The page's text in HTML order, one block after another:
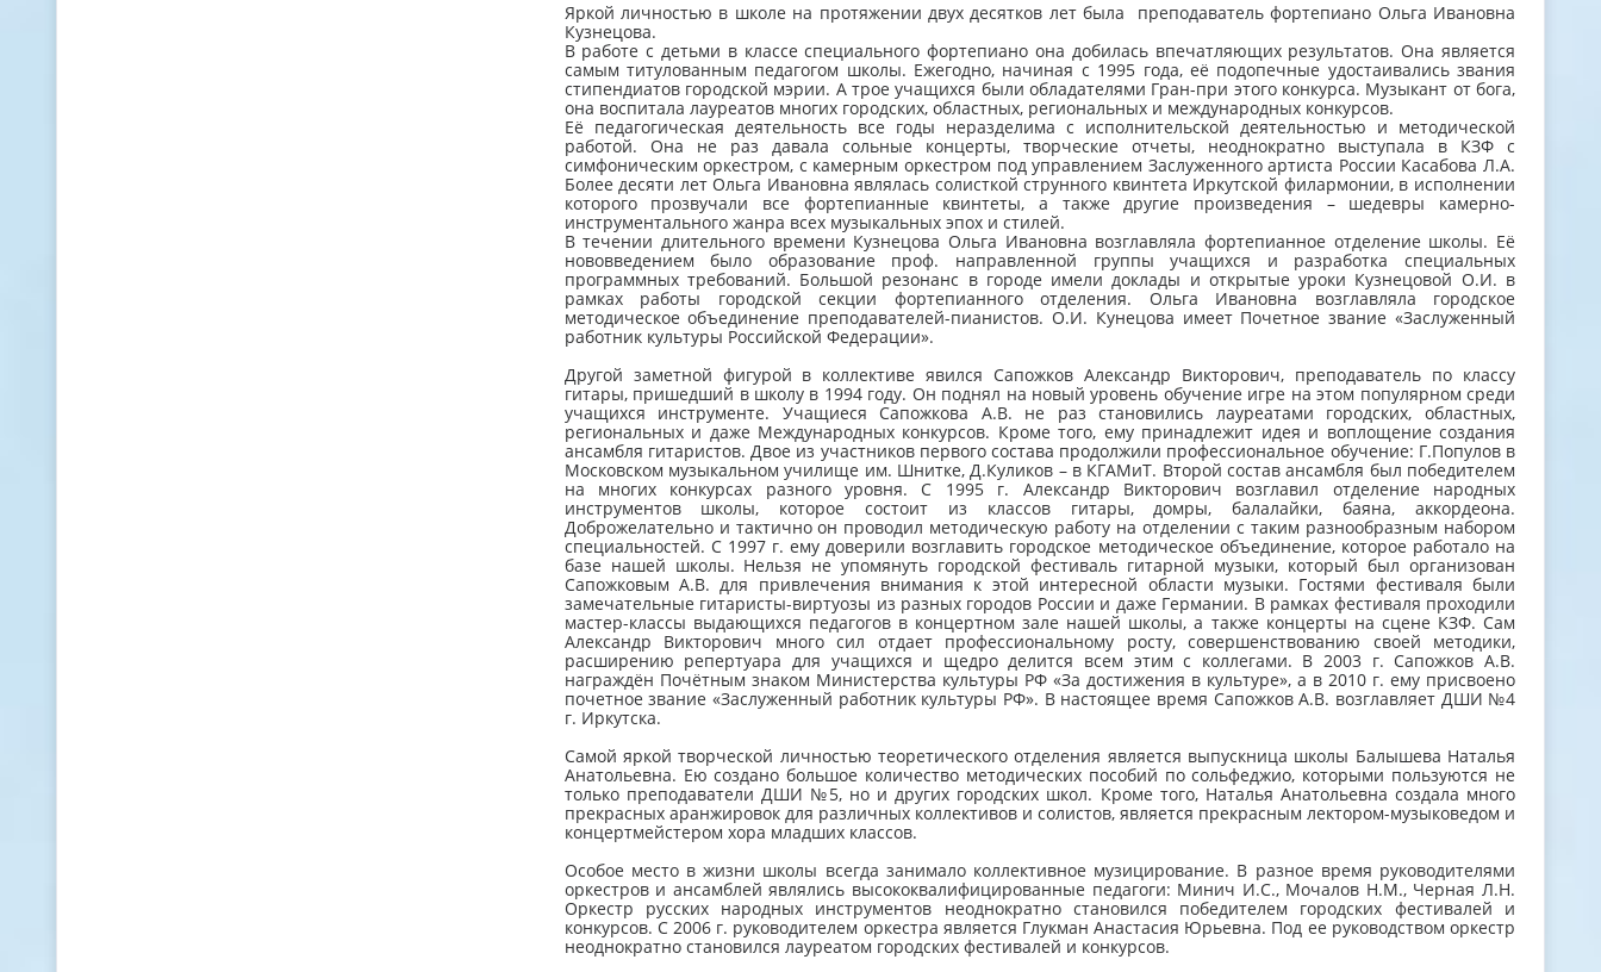
Яркой личностью в школе на протяжении двух десятков лет была преподаватель фортепиано Ольга Ивановна
Кузнецова.
В работе с детьми в классе специального фортепиано она добилась впечатляющих результатов. Она является
самым титулованным педагогом школы. Ежегодно, начиная с 1995 года, её подопечные удостаивались звания
стипендиатов городской мэрии. А трое учащихся были обладателями Гран-при этого конкурса. Музыкант от бога,
она воспитала лауреатов многих городских, областных, региональных и международных конкурсов.
Её педагогическая деятельность все годы неразделима с исполнительской деятельностью и методической
работой. Она не раз давала сольные концерты, творческие отчеты, неоднократно выступала в КЗФ с
симфоническим оркестром, с камерным оркестром под управлением Заслуженного артиста России Касабова Л.А.
Более десяти лет Ольга Ивановна являлась солисткой струнного квинтета Иркутской филармонии, в исполнении
которого прозвучали все фортепианные квинтеты, а также другие произведения – шедевры камерно-
инструментального жанра всех музыкальных эпох и стилей.
В течении длительного времени Кузнецова Ольга Ивановна возглавляла фортепианное отделение школы. Её
нововведением было образование проф. направленной группы учащихся и разработка специальных
программных требований. Большой резонанс в городе имели доклады и открытые уроки Кузнецовой О.И. в
рамках работы городской секции фортепианного отделения. Ольга Ивановна возглавляла городское
методическое объединение преподавателей-пианистов. О.И. Кунецова имеет Почетное звание «Заслуженный
работник культуры Российской Федерации».
Другой заметной фигурой в коллективе явился Сапожков Александр Викторович, преподаватель по классу
гитары, пришедший в школу в 1994 году. Он поднял на новый уровень обучение игре на этом популярном среди
учащихся инструменте. Учащиеся Сапожкова А.В. не раз становились лауреатами городских, областных,
региональных и даже Международных конкурсов. Кроме того, ему принадлежит идея и воплощение создания
ансамбля гитаристов. Двое из участников первого состава продолжили профессиональное обучение: Г.Популов в
Московском музыкальном училище им. Шнитке, Д.Куликов – в КГАМиТ. Второй состав ансамбля был победителем
на многих конкурсах разного уровня. С 1995 г. Александр Викторович возглавил отделение народных
инструментов школы, которое состоит из классов гитары, домры, балалайки, баяна, аккордеона.
Доброжелательно и тактично он проводил методическую работу на отделении с таким разнообразным набором
специальностей. С 1997 г. ему доверили возглавить городское методическое объединение, которое работало на
базе нашей школы. Нельзя не упомянуть городской фестиваль гитарной музыки, который был организован
Сапожковым А.В. для привлечения внимания к этой интересной области музыки. Гостями фестиваля были
замечательные гитаристы-виртуозы из разных городов России и даже Германии. В рамках фестиваля проходили
мастер-классы выдающихся педагогов в концертном зале нашей школы, а также концерты на сцене КЗФ. Сам
Александр Викторович много сил отдает профессиональному росту, совершенствованию своей методики,
расширению репертуара для учащихся и щедро делится всем этим с коллегами. В 2003 г. Сапожков А.В.
награждён Почётным знаком Министерства культуры РФ «За достижения в культуре», а в 2010 г. ему присвоено
почетное звание «Заслуженный работник культуры РФ». В настоящее время Сапожков А.В. возглавляет ДШИ №4
г. Иркутска.
Самой яркой творческой личностью теоретического отделения является выпускница школы Балышева Наталья
Анатольевна. Ею создано большое количество методических пособий по сольфеджио, которыми пользуются не
только преподаватели ДШИ №5, но и других городских школ. Кроме того, Наталья Анатольевна создала много
прекрасных аранжировок для различных коллективов и солистов, является прекрасным лектором-музыковедом и
концертмейстером хора младших классов.
Особое место в жизни школы всегда занимало коллективное музицирование. В разное время руководителями
оркестров и ансамблей являлись высококвалифицированные педагоги: Минич И.С., Мочалов Н.М., Черная Л.Н.
Оркестр русских народных инструментов неоднократно становился победителем городских фестивалей и
конкурсов. С 2006 г. руководителем оркестра является Глукман Анастасия Юрьевна. Под ее руководством оркестр
неоднократно становился лауреатом городских фестивалей и конкурсов.